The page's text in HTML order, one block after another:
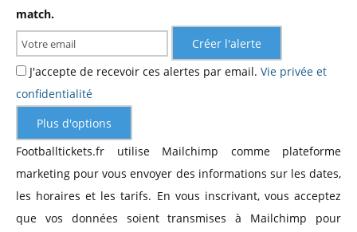
match.
Créer l'alerte
J'accepte de recevoir ces alertes par email. Vie privée et
confidentialité
Plus d'options
Footballtickets.fr utilise Mailchimp comme plateforme
marketing pour vous envoyer des informations sur les dates,
les horaires et les tarifs. En vous inscrivant, vous acceptez
que vos données soient transmises à Mailchimp pour